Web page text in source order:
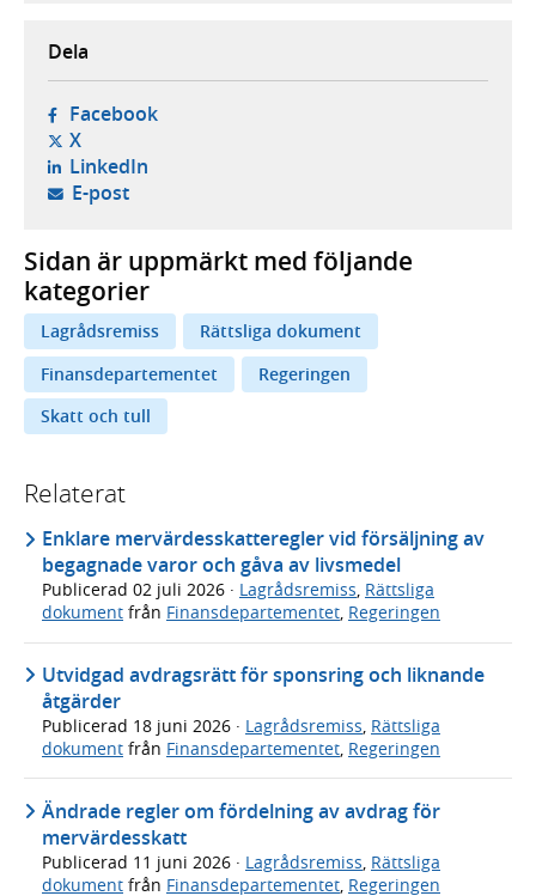
Dela
Facebook- öppnas i ny flik, extern webbplats,
X- öppnas i ny flik, extern webbplats,
LinkedIn- öppnas i ny flik, extern webbplats,
E-post- öppnar din e-postklient,
Sidan är uppmärkt med följande
kategorier
Lagrådsremiss
Rättsliga dokument
Finansdepartementet
Regeringen
Skatt och tull
Relaterat
Enklare mervärdesskatteregler vid försäljning av
begagnade varor och gåva av livsmedel
Publicerad 02 juli 2026 · Lagrådsremiss, Rättsliga
dokument från Finansdepartementet, Regeringen
Utvidgad avdragsrätt för sponsring och liknande
åtgärder
Publicerad 18 juni 2026 · Lagrådsremiss, Rättsliga
dokument från Finansdepartementet, Regeringen
Ändrade regler om fördelning av avdrag för
mervärdesskatt
Publicerad 11 juni 2026 · Lagrådsremiss Rättsliga
dokument från Finansdepartementet Regeringen